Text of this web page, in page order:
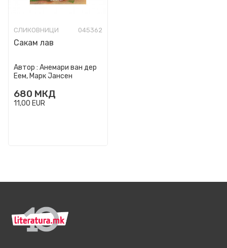
СЛИКОВНИЦИ 045362
Сакам лав
Автор : Анемари ван дер
Еем, Марк Јансен
680 МКД
11,00 EUR